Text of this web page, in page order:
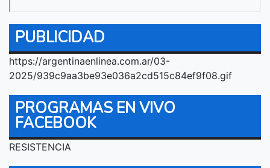
PUBLICIDAD
https://argentinaenlinea.com.ar/03-
2025/939c9aa3be93e036a2cd515c84ef9f08.gif
PROGRAMAS EN VIVO
FACEBOOK
RESISTENCIA